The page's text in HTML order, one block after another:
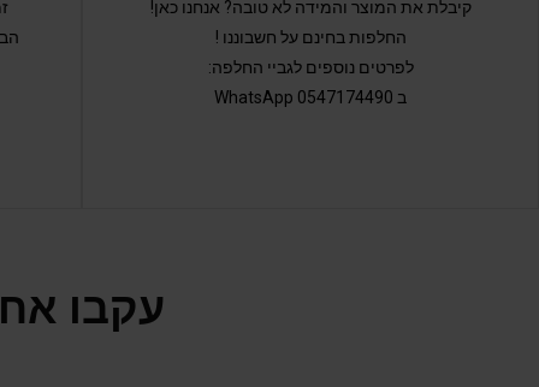
קיבלת את המוצר והמידה לא טובה? אנחנו כאן!
החלפות בחינם על חשבוננו !
לפרטים נוספים לגביי החלפה:
ב 0547174490 WhatsApp
עקבו